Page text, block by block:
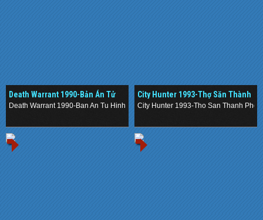
Death Warrant 1990-Bản Án Tử
Hình
Death Warrant 1990-Ban An Tu Hinh
City Hunter 1993-Thợ Săn Thành
Phố
City Hunter 1993-Tho San Thanh Pho